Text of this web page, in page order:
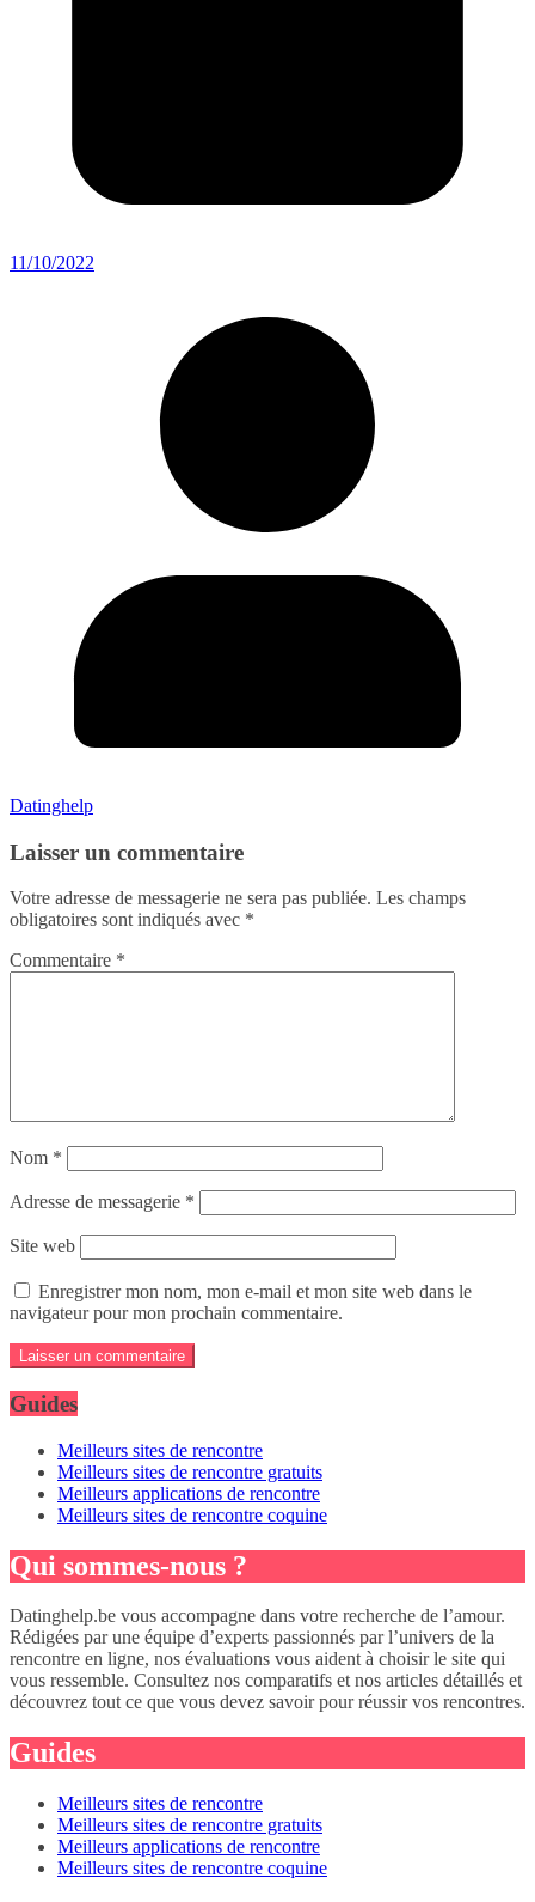
11/10/2022
Datinghelp
Laisser un commentaire
Votre adresse de messagerie ne sera pas publiée. Les champs
obligatoires sont indiqués avec *
Commentaire *
Nom *
Adresse de messagerie *
Site web
Enregistrer mon nom, mon e-mail et mon site web dans le
navigateur pour mon prochain commentaire.
Guides
Meilleurs sites de rencontre
Meilleurs sites de rencontre gratuits
Meilleurs applications de rencontre
Meilleurs sites de rencontre coquine
Qui sommes-nous ?
Datinghelp.be vous accompagne dans votre recherche de l’amour.
Rédigées par une équipe d’experts passionnés par l’univers de la
rencontre en ligne, nos évaluations vous aident à choisir le site qui
vous ressemble. Consultez nos comparatifs et nos articles détaillés et
découvrez tout ce que vous devez savoir pour réussir vos rencontres.
Guides
Meilleurs sites de rencontre
Meilleurs sites de rencontre gratuits
Meilleurs applications de rencontre
Meilleurs sites de rencontre coquine